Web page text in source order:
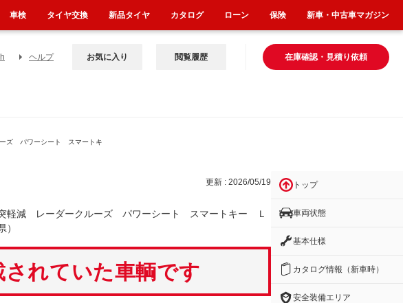
ヘルプ 在庫確認・見積り依頼
お気に入り 閲覧履歴
ズ パワーシート スマートキ
更新 : 2026/05/19
減 レーダークルーズ パワーシート スマートキー Ｌ
れていた車輌です
トップ
車両状態
基本仕様
カタログ情報（新車時）
安全装備エリア
車検 タイヤ交換 新品タイヤ カタログ ローン 保険 新車・中古車マガジン